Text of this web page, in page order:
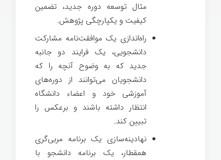
مثال توسعه دوره جدید، تضمین
کیفیت و یکپارچگی پژوهش.
راه‌اندازی یکموافقت‌نامه مشارکت
دانشجویی، یک فرایند دو جانبه
جدید که به وضوح آنچه را که
دانشجویان می‌توانند از دوره‌های
آموزشی خود و اعضاء دانشگاه
انتظار داشته باشند و برعکس را
تبیین کند.
نهادینه‌سازی یکبرنامه مربی‌گری
همقطار، یک برنامه دانشجو با